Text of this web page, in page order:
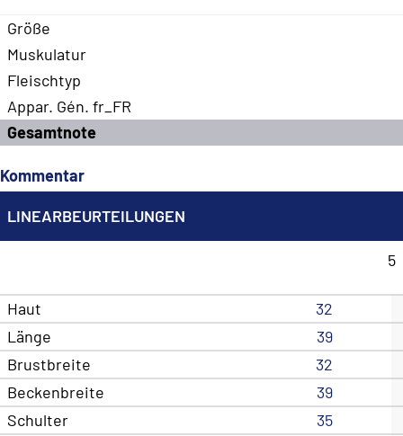
Größe
Muskulatur
Fleischtyp
Appar. Gén. fr_FR
Gesamtnote
Kommentar
LINEARBEURTEILUNGEN
5
Haut
32
Länge
39
Brustbreite
32
Beckenbreite
39
Schulter
35